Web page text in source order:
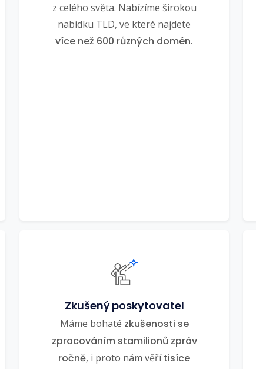
z celého světa. Nabízíme širokou
nabídku TLD, ve které najdete
více než 600 různých domén.
Zkušený poskytovatel
Máme bohaté zkušenosti se
zpracováním stamilionů zpráv
ročně, i proto nám věřítisíce